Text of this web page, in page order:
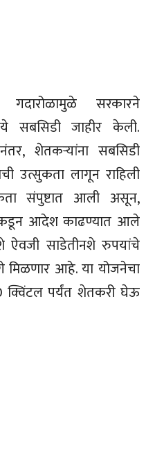
सरकारने
सबसिडी जाहीर केली.
शेतकऱ्यांना सबसिडी
उत्सुकता लागून राहिली
संपुष्टात आली असून,
आदेश काढण्यात आले
ऐवजी साडेतीनशे रुपयांचे
मिळणार आहे. या योजनेचा
क्विंटल पर्यंत शेतकरी घेऊ